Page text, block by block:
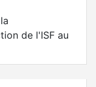
de l'ISF au